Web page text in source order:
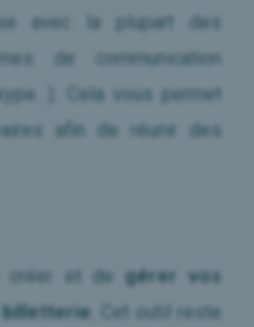
avec la plupart des
de communication
Cela vous permet
afin de réunir des
créer et de gérer vos
billetterie . Cet outil reste